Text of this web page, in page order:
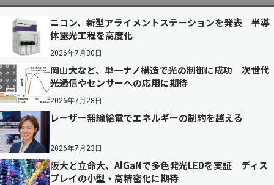
ニコン、新型アライメントステーションを発表 半導
体露光工程を高度化
2026年7月30日
岡山大など、単一ナノ構造で光の制御に成功 次世代
光通信やセンサーへの応用に期待
2026年7月28日
レーザー無線給電でエネルギーの制約を越える
2026年7月23日
阪大と立命大、AlGaNで多色発光LEDを実証 ディス
プレイの小型・高精密化に期待